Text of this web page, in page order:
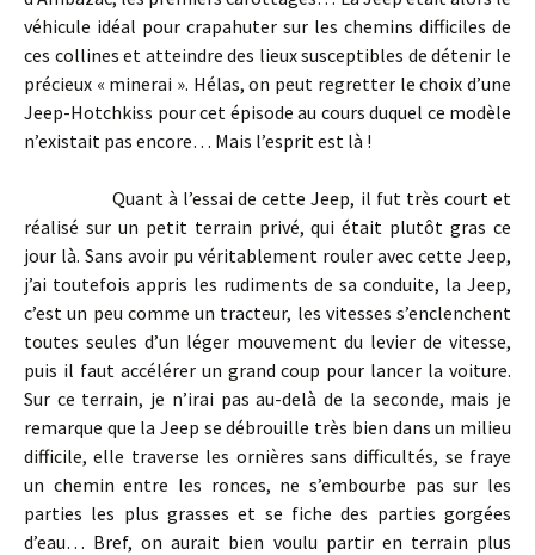
véhicule idéal pour crapahuter sur les chemins difficiles de
ces collines et atteindre des lieux susceptibles de détenir le
précieux « minerai ». Hélas, on peut regretter le choix d’une
Jeep-Hotchkiss pour cet épisode au cours duquel ce modèle
n’existait pas encore… Mais l’esprit est là !
Quant à l’essai de cette Jeep, il fut très court et
réalisé sur un petit terrain privé, qui était plutôt gras ce
jour là. Sans avoir pu véritablement rouler avec cette Jeep,
j’ai toutefois appris les rudiments de sa conduite, la Jeep,
c’est un peu comme un tracteur, les vitesses s’enclenchent
toutes seules d’un léger mouvement du levier de vitesse,
puis il faut accélérer un grand coup pour lancer la voiture.
Sur ce terrain, je n’irai pas au-delà de la seconde, mais je
remarque que la Jeep se débrouille très bien dans un milieu
difficile, elle traverse les ornières sans difficultés, se fraye
un chemin entre les ronces, ne s’embourbe pas sur les
parties les plus grasses et se fiche des parties gorgées
d’eau… Bref, on aurait bien voulu partir en terrain plus